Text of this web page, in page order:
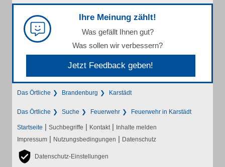
Ihre Meinung zählt!
Was gefällt Ihnen gut?
Was sollen wir verbessern?
Jetzt Feedback geben!
Das Örtliche Brandenburg Karstädt
Das Örtliche Suche Feuerwehr Feuerwehr in Karstädt
Startseite | Suchbegriffe | Kontakt | Inhalte melden
Impressum | Nutzungsbedingungen | Datenschutz
Datenschutz-Einstellungen